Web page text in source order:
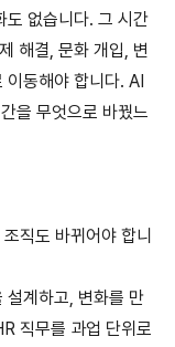
도 없습니다. 그 시간
해결, 문화 개입, 변
이동해야 합니다. AI
을 무엇으로 바꿨느
직도 바뀌어야 합니
설계하고, 변화를 만
직무를 과업 단위로